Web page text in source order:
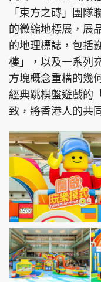
「東方之磚」團隊
的微縮地標展，展
的地理標誌，包括
樓」，以及一系列
方塊概念重構的幾
經典跳棋盤遊戲的
致，將香港人的共